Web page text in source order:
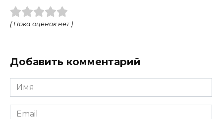
( Пока оценок нет )
Добавить комментарий
Имя
Email